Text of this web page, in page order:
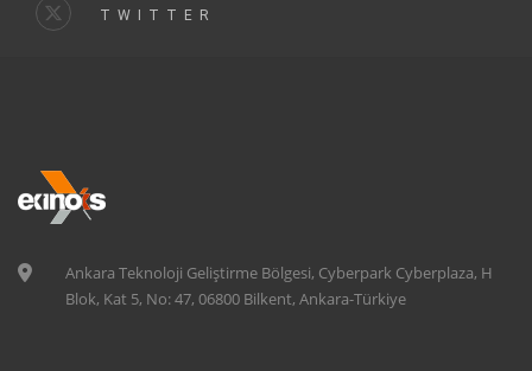
TWITTER
Ankara Teknoloji Geliştirme Bölgesi, Cyberpark Cyberplaza, H
Blok, Kat 5, No: 47, 06800 Bilkent, Ankara-Türkiye